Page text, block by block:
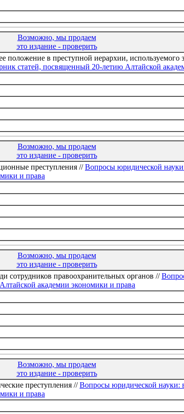
Возможно, мы продаем
это издание - проверить
в преступной иерархии, используемого
статей, посвященный 20-летию Алтайской
Возможно, мы продаем
это издание - проверить
преступления //Вопросы юридической
и права
Возможно, мы продаем
это издание - проверить
сотрудников правоохранительных органов //
академии экономики и права
Возможно, мы продаем
это издание - проверить
преступления //Вопросы юридической науки:
и права